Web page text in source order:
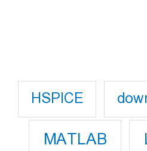
HSPICE
MATLAB